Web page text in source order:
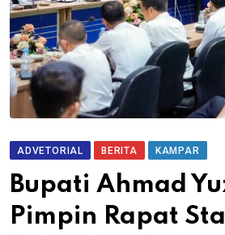
ADVETORIAL BERITA KAMPAR
Bupati Ahmad
Pimpin Rapat